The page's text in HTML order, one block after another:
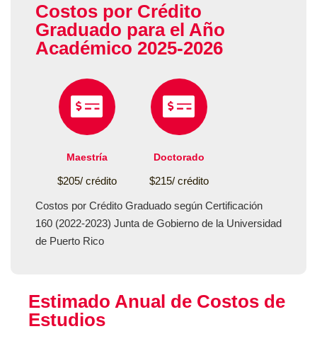
Costos por Crédito
Graduado para el Año
Académico 2025-2026
Maestría
$205/ crédito
Doctorado
$215/ crédito
Costos por Crédito Graduado según Certificación
160 (2022-2023) Junta de Gobierno de la Universidad
de Puerto Rico
Estimado Anual de Costos de
Estudios